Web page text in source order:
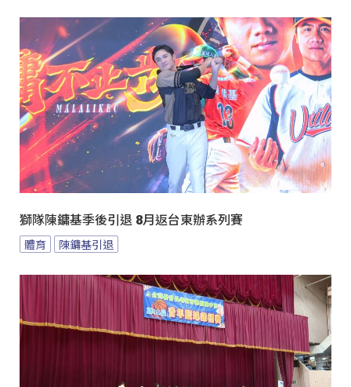
獅隊陳鏞基季後引退 8月返台東辦系列賽
體育 陳鏞基引退